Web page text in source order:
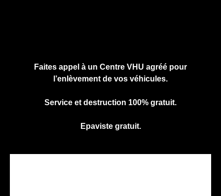
Faites appel à un Centre VHU agréé pour
l’enlèvement de vos véhicules.
Service et destruction 100% gratuit.
Epaviste gratuit.